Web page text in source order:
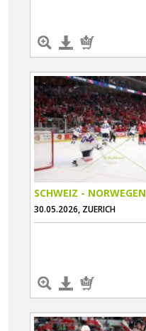
SCHWEIZ - NORWEGEN
30.05.2026, ZUERICH